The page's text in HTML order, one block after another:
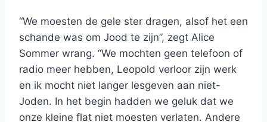
“We moesten de gele ster dragen, alsof het een
schande was om Jood te zijn”, zegt Alice
Sommer wrang. “We mochten geen telefoon of
radio meer hebben, Leopold verloor zijn werk
en ik mocht niet langer lesgeven aan niet-
Joden. In het begin hadden we geluk dat we
onze kleine flat niet moesten verlaten. Andere